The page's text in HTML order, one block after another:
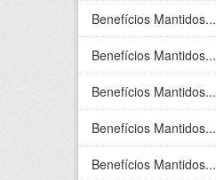
Benefícios Mantidos...
Benefícios Mantidos...
Benefícios Mantidos...
Benefícios Mantidos...
Benefícios Mantidos...